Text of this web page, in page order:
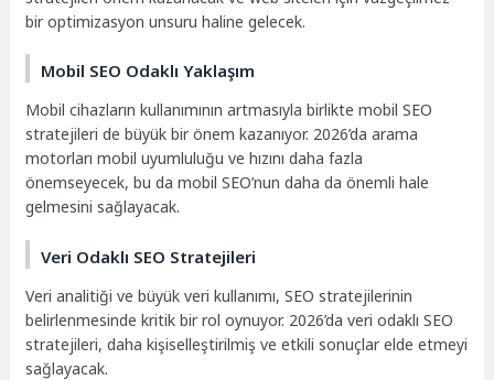
bir optimizasyon unsuru haline gelecek.
Mobil SEO Odaklı Yaklaşım
Mobil cihazların kullanımının artmasıyla birlikte mobil SEO
stratejileri de büyük bir önem kazanıyor. 2026’da arama
motorları mobil uyumluluğu ve hızını daha fazla
önemseyecek, bu da mobil SEO’nun daha da önemli hale
gelmesini sağlayacak.
Veri Odaklı SEO Stratejileri
Veri analitiği ve büyük veri kullanımı, SEO stratejilerinin
belirlenmesinde kritik bir rol oynuyor. 2026’da veri odaklı SEO
stratejileri, daha kişiselleştirilmiş ve etkili sonuçlar elde etmeyi
sağlayacak.